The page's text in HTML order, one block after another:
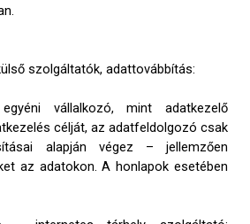
szolgáltatók, adattovábbítás:
vállalkozó, mint adatkezelő
célját, az adatfeldolgozó csak
alapján végez – jellemzően
az adatokon. A honlapok esetében